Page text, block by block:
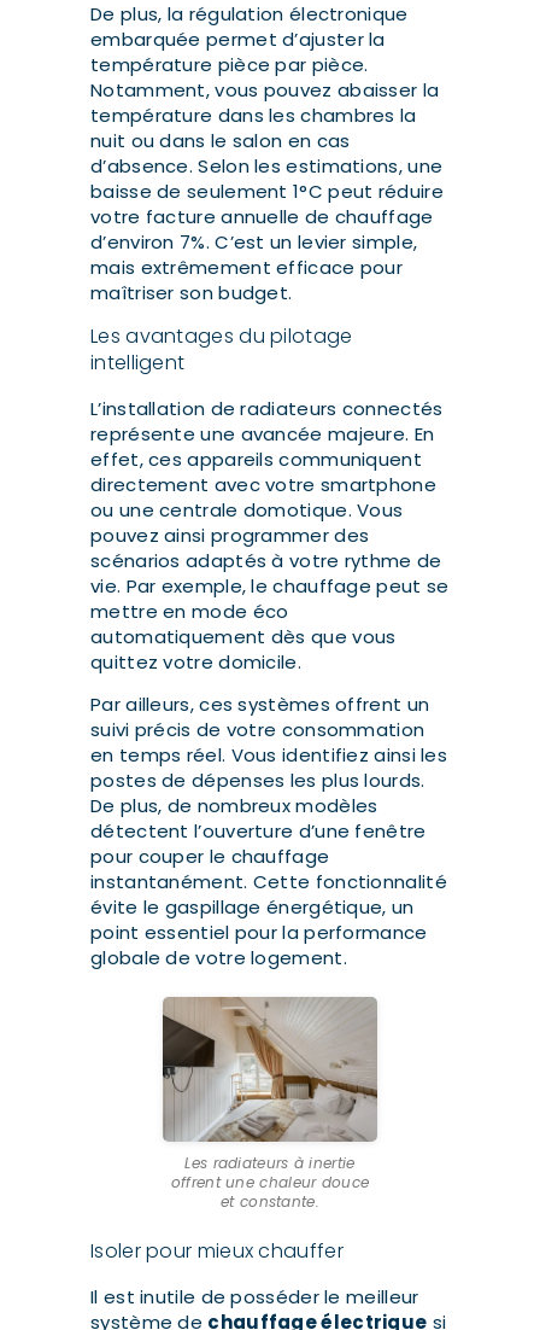
De plus, la régulation électronique
embarquée permet d’ajuster la
température pièce par pièce.
Notamment, vous pouvez abaisser la
température dans les chambres la
nuit ou dans le salon en cas
d’absence. Selon les estimations, une
baisse de seulement 1°C peut réduire
votre facture annuelle de chauffage
d’environ 7%. C’est un levier simple,
mais extrêmement efficace pour
maîtriser son budget.
Les avantages du pilotage
intelligent
L’installation de radiateurs connectés
représente une avancée majeure. En
effet, ces appareils communiquent
directement avec votre smartphone
ou une centrale domotique. Vous
pouvez ainsi programmer des
scénarios adaptés à votre rythme de
vie. Par exemple, le chauffage peut se
mettre en mode éco
automatiquement dès que vous
quittez votre domicile.
Par ailleurs, ces systèmes offrent un
suivi précis de votre consommation
en temps réel. Vous identifiez ainsi les
postes de dépenses les plus lourds.
De plus, de nombreux modèles
détectent l’ouverture d’une fenêtre
pour couper le chauffage
instantanément. Cette fonctionnalité
évite le gaspillage énergétique, un
point essentiel pour la performance
globale de votre logement.
Les radiateurs à inertie
offrent une chaleur douce
et constante.
Isoler pour mieux chauffer
Il est inutile de posséder le meilleur
système de chauffage électrique si